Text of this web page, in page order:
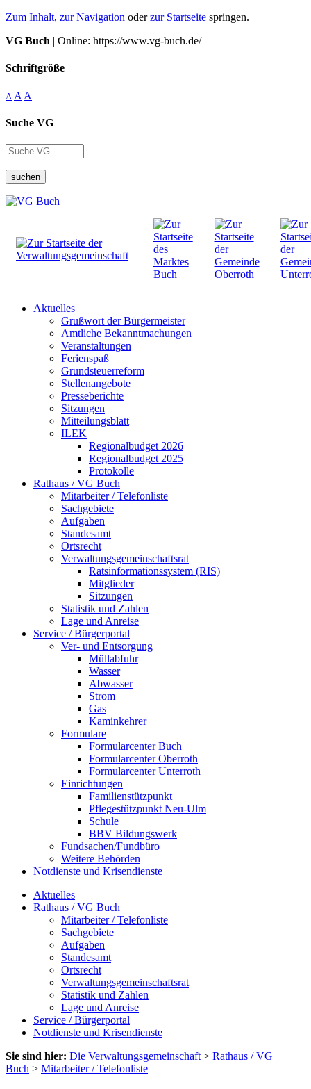
Zum Inhalt, zur Navigation oderzur Startseite springen.
VG Buch | Online: https://www.vg-buch.de/
Schriftgröße
A A A
Suche VG
suchen
Aktuelles
Grußwort der Bürgermeister
Amtliche Bekanntmachungen
Veranstaltungen
Ferienspaß
Grundsteuerreform
Stellenangebote
Presseberichte
Sitzungen
Mitteilungsblatt
ILEK
Regionalbudget 2026
Regionalbudget 2025
Protokolle
Rathaus / VG Buch
Mitarbeiter / Telefonliste
Sachgebiete
Aufgaben
Standesamt
Ortsrecht
Verwaltungsgemeinschaftsrat
Ratsinformationssystem (RIS)
Mitglieder
Sitzungen
Statistik und Zahlen
Lage und Anreise
Service / Bürgerportal
Ver- und Entsorgung
Müllabfuhr
Wasser
Abwasser
Strom
Gas
Kaminkehrer
Formulare
Formularcenter Buch
Formularcenter Oberroth
Formularcenter Unterroth
Einrichtungen
Familienstützpunkt
Pflegestützpunkt Neu-Ulm
Schule
BBV Bildungswerk
Fundsachen/Fundbüro
Weitere Behörden
Notdienste und Krisendienste
Aktuelles
Rathaus / VG Buch
Mitarbeiter / Telefonliste
Sachgebiete
Aufgaben
Standesamt
Ortsrecht
Verwaltungsgemeinschaftsrat
Statistik und Zahlen
Lage und Anreise
Service / Bürgerportal
Notdienste und Krisendienste
Sie sind hier: Die Verwaltungsgemeinschaft > Rathaus / VG
Buch > Mitarbeiter / Telefonliste